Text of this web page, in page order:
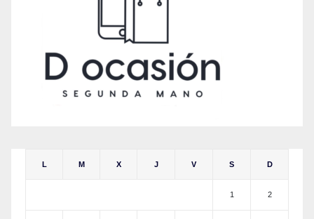
L M X J V S D
1 2